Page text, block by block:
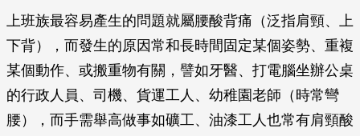
上班族最容易產生的問題就屬腰酸背痛（泛指肩頸、上
下背），而發生的原因常和長時間固定某個姿勢、重複
某個動作、或搬重物有關，譬如牙醫、打電腦坐辦公桌
的行政人員、司機、貨運工人、幼稚園老師（時常彎
腰），而手需舉高做事如礦工、油漆工人也常有肩頸酸